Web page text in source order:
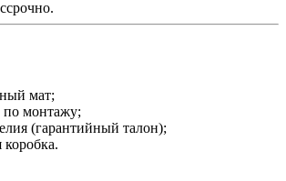
мат;
по монтажу;
(гарантийный талон);
коробка.